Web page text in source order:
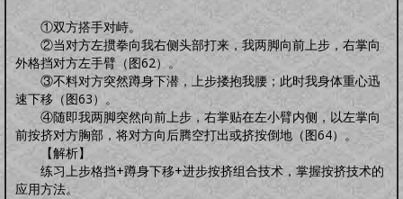
①双方搭手对峙。
②当对方左掼拳向我右侧头部打来，我两脚向前上步，右掌向
外格挡对方左手臂（图62）。
③不料对方突然蹲身下潜，上步搂抱我腰；此时我身体重心迅
速下移（图63）。
④随即我两脚突然向前上步，右掌贴在左小臂内侧，以左掌向
前按挤对方胸部，将对方向后腾空打出或挤按倒地（图64）。
【解析】
练习上步格挡+蹲身下移+进步按挤组合技术，掌握按挤技术的
应用方法。